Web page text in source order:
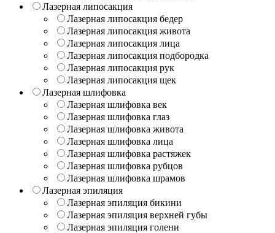
Лазерная липосакция
Лазерная липосакция бедер
Лазерная липосакция живота
Лазерная липосакция лица
Лазерная липосакция подбородка
Лазерная липосакция рук
Лазерная липосакция щек
Лазерная шлифовка
Лазерная шлифовка век
Лазерная шлифовка глаз
Лазерная шлифовка живота
Лазерная шлифовка лица
Лазерная шлифовка растяжек
Лазерная шлифовка рубцов
Лазерная шлифовка шрамов
Лазерная эпиляция
Лазерная эпиляция бикини
Лазерная эпиляция верхней губы
Лазерная эпиляция голени